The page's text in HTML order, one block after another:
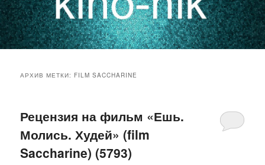
основному
содержимому
дополнительному
содержимому
АРХИВ МЕТКИ: FILM SACCHARINE
Рецензия на фильм «Ешь.
Молись. Худей» (film
Saccharine) (5793)